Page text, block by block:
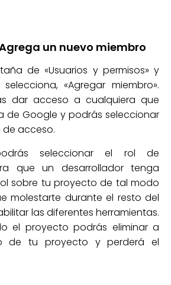
Agrega un nuevo miembro
de «Usuarios y permisos» y
«Agregar miembro».
dar acceso a cualquiera que
de Google y podrás seleccionar
de acceso.
seleccionar el rol de
que un desarrollador tenga
sobre tu proyecto de tal modo
molestarte durante el resto del
las diferentes herramientas.
el proyecto podrás eliminar a
de tu proyecto y perderá el